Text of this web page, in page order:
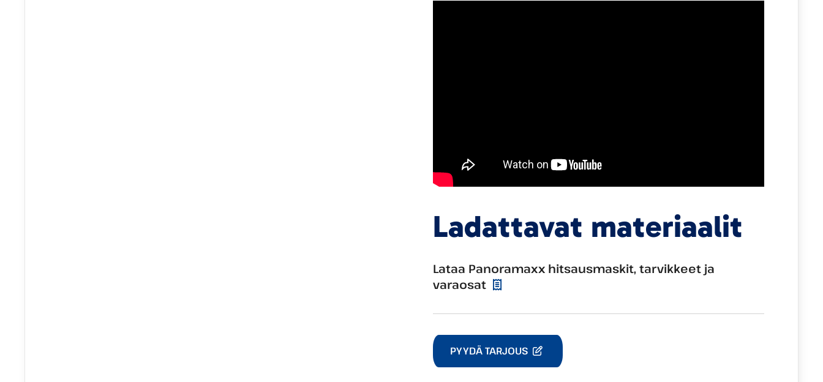
Ladattavat materiaalit
Lataa Panoramaxx hitsausmaskit, tarvikkeet ja
varaosat
PYYDÄ TARJOUS